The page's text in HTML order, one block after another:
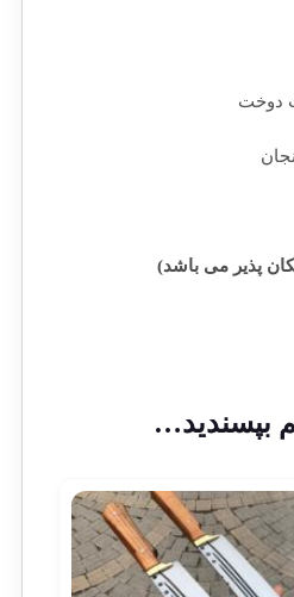
دوخت
پذیر می باشد)
بپسندید…